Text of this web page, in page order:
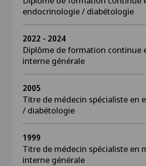
endocrinologie / diabétologie
2022 - 2024
Diplôme de formation continue
interne générale
2005
Titre de médecin spécialiste en
/ diabétologie
1999
Titre de médecin spécialiste en
interne générale